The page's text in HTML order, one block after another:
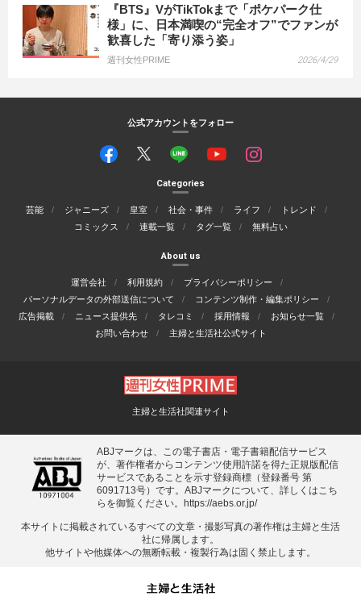
『BTS』VがTikTokまで「ポケパーク仕
様」に、日本満喫の“完全オフ”でファンが
歓喜した「寄り添う姿」
週刊女性PRIME 2026/4/29
公式アカウントをフォロー
Categories
芸能 ジャニーズ 皇室 社会・事件 ライフ
トレンド
コミックス
連載一覧 タグ一覧 無料占い
About us
運営会社 利用規約
プライバシーポリシー
パーソナルデータの外部送信について
コンテンツ制作・編集ポリシー
広告掲載
ニュース提供先 タレコミ 採用情報
お知らせ一覧
お問い合わせ
主婦と生活社公式サイト
主婦と生活社関連サイト
ABJマークは、この電子書店・電子書籍配信サービス
が、著作権者からコンテンツ使用許諾を得た正規版配信
サービスであることを示す登録商標（登録番号 第
6091713号）です。ABJマークについて、詳しくはこち
らを御覧ください。
https://aebs.or.jp/
本サイトに掲載されているすべての⽂章・撮影写真の著作権は主婦と⽣活
社に帰属します。
他サイトや他媒体への無断転載・複製⾏為は固く禁⽌します。